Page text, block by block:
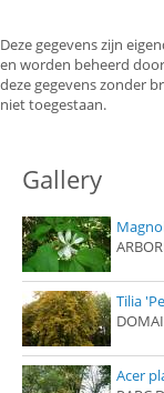
Deze gegevens zijn
en worden beheerd
deze gegevens zonder
niet toegestaan.
Gallery
Tilia
Acer